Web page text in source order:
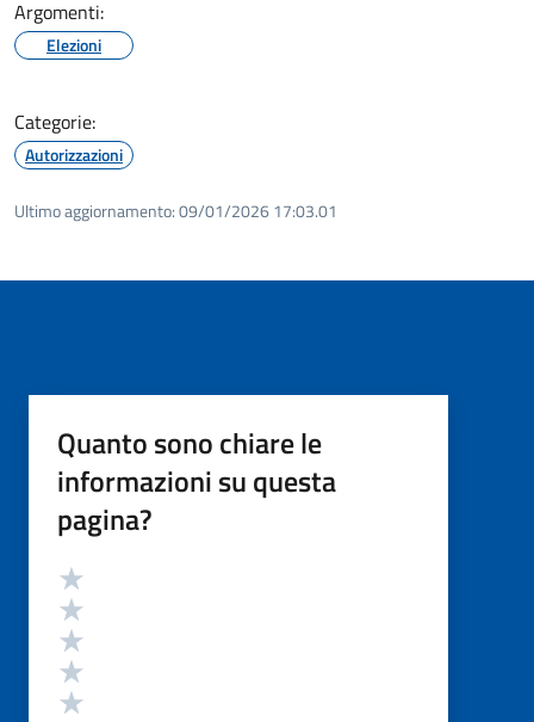
Argomenti:
Elezioni
Categorie:
Autorizzazioni
Ultimo aggiornamento:09/01/2026 17:03.01
Quanto sono chiare le
informazioni su questa
pagina?
Valutazione